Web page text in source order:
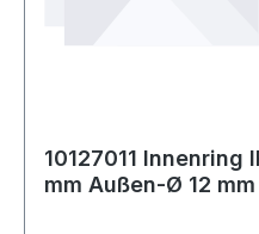
10127011 Innenring
mm Außen-Ø 12